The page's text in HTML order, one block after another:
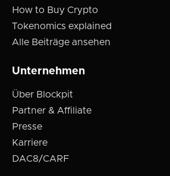
How to Buy Crypto
Tokenomics explained
Alle Beiträge ansehen
Unternehmen
Über Blockpit
Partner & Affiliate
Presse
Karriere
DAC8/CARF